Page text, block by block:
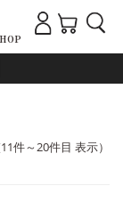
件～20件目 表示）